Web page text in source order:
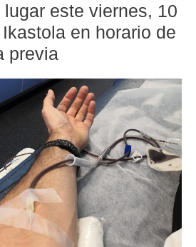
este viernes, 10
en horario de
previa